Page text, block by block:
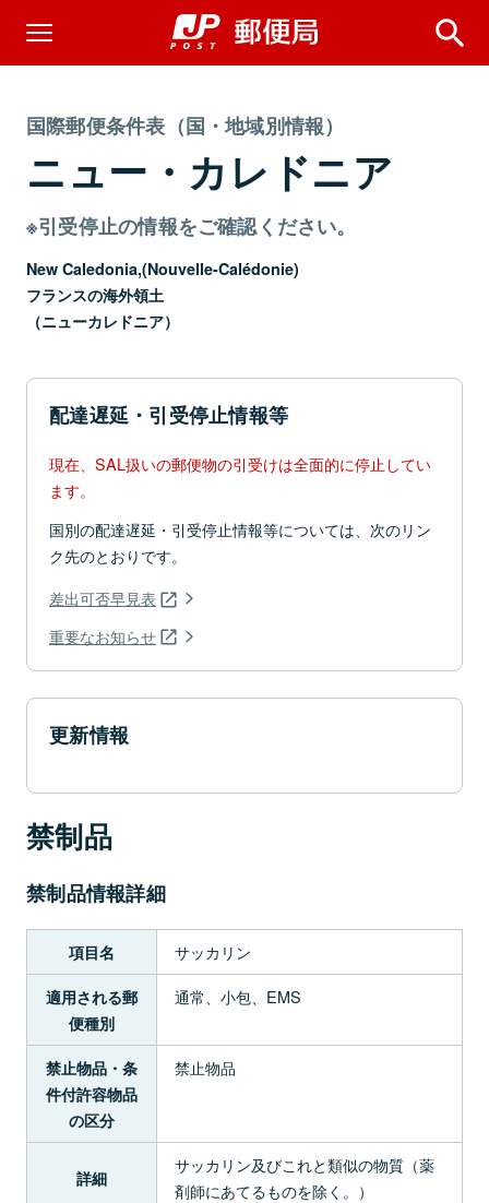
国際郵便条件表（国・地域別情報）
ニュー・カレドニア
※引受停止の情報をご確認ください。
New Caledonia,(Nouvelle-Calédonie)
フランスの海外領土
（ニューカレドニア）
配達遅延・引受停止情報等
現在、SAL扱いの郵便物の引受けは全面的に停止してい
ます。
国別の配達遅延・引受停止情報等については、次のリン
ク先のとおりです。
差出可否早見表
重要なお知らせ
更新情報
禁制品
禁制品情報詳細
項目名 サッカリン
適用される郵
便種別
通常、小包、EMS
禁止物品・条
件付許容物品
の区分
禁止物品
詳細
サッカリン及びこれと類似の物質（薬
剤師にあてるものを除く。）